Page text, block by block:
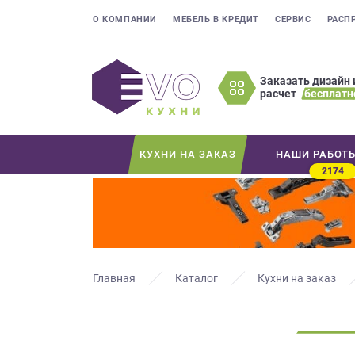
О КОМПАНИИ МЕБЕЛЬ В КРЕДИТ СЕРВИС
Заказать дизайн
расчет
КУХНИ НА ЗАКАЗ НАШИ
2174
Главная Каталог Кухни на заказ
ваши